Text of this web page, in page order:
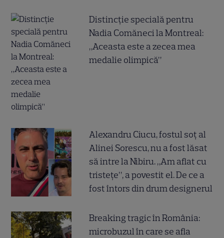
Distincție specială pentru
Nadia Comăneci la Montreal:
„Aceasta este a zecea mea
medalie olimpică”
Alexandru Ciucu, fostul soț al
Alinei Sorescu, nu a fost lăsat
să intre la Nibiru. „Am aflat cu
tristețe”, a povestit el. De ce a
fost întors din drum designerul
Breaking tragic în România:
microbuzul în care se afla